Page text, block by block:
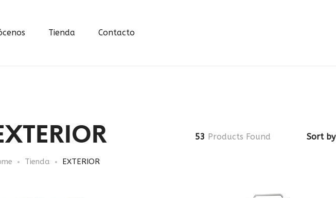
Tienda Contacto
Tienda EXTERIOR
53 Products Found Sort by